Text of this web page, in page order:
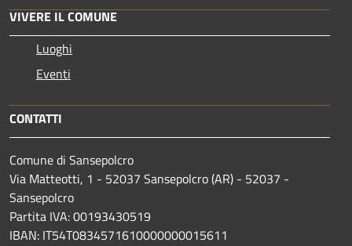
VIVERE IL COMUNE
Luoghi
Eventi
CONTATTI
Comune di Sansepolcro
Via Matteotti, 1 - 52037 Sansepolcro (AR) - 52037 -
Sansepolcro
Partita IVA: 00193430519
IBAN: IT54T0834571610000000015611